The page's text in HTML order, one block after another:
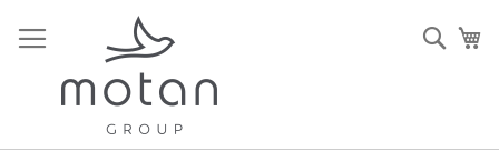
au
contenu